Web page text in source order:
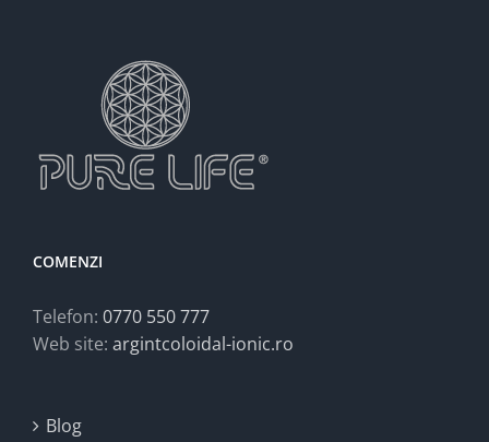
COMENZI
Telefon: 0770 550 777
Web site: argintcoloidal-ionic.ro
Blog